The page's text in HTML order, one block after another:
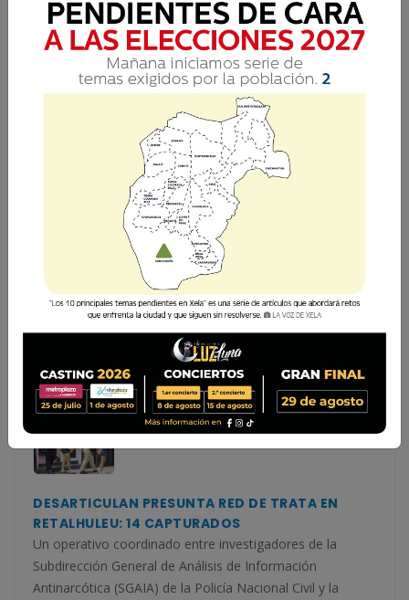
Resultados para: UBA
119 SISMOS SENSIBLES HAN SACUDIDO
GUATEMALA DURANTE 2026
Guatemala acumula 119 sismos sensibles en lo que va de
2026, según el más reciente resumen de turno del
Instituto Nacional de Sismología, Vulcanología,
Meteorología e Hidrología (Insivumeh). La cifra confirma
Guatemala acumula 119 sismos sensibles en lo que va
de 2026, según el más reciente resumen de turno del
Instituto Nacional de Sismología, Vulcanología,
Meteorología e Hidrología (Insivumeh). La cifra
DESARTICULAN PRESUNTA RED DE TRATA EN
RETALHULEU: 14 CAPTURADOS
Un operativo coordinado entre investigadores de la
Subdirección General de Análisis de Información
Antinarcótica (SGAIA) de la Policía Nacional Civil y la